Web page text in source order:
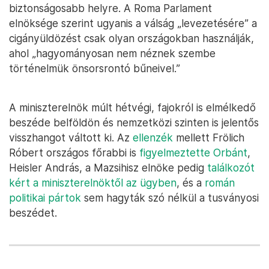
biztonságosabb helyre. A Roma Parlament
elnöksége szerint ugyanis a válság „levezetésére” a
cigányüldözést csak olyan országokban használják,
ahol „hagyományosan nem néznek szembe
történelmük önsorsrontó bűneivel.”
A miniszterelnök múlt hétvégi, fajokról is elmélkedő
beszéde belföldön és nemzetközi szinten is jelentős
visszhangot váltott ki. Az ellenzék mellett Frölich
Róbert országos főrabbi is figyelmeztette Orbánt,
Heisler András, a Mazsihisz elnöke pedig találkozót
kért a miniszterelnöktől az ügyben, és a román
politikai pártok sem hagyták szó nélkül a tusványosi
beszédet.